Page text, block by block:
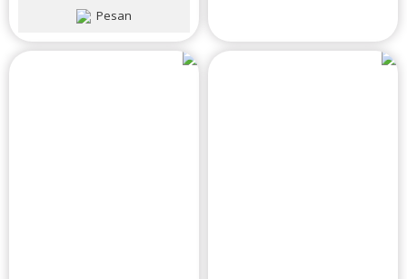
Pesan